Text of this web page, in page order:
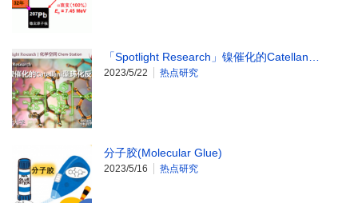
「Spotlight Research」镍催化的Catellan…
2023/5/22 热点研究
分子胶(Molecular Glue)
2023/5/16 热点研究